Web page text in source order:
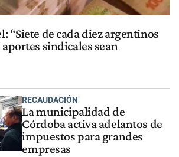
“Siete de cada diez argentinos
sindicales sean
RECAUDACIÓN
La municipalidad de
Córdoba activa adelantos de
impuestos para grandes
empresas